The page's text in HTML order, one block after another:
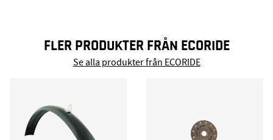
FLER PRODUKTER FRÅN ECORIDE
Se alla produkter från ECORIDE